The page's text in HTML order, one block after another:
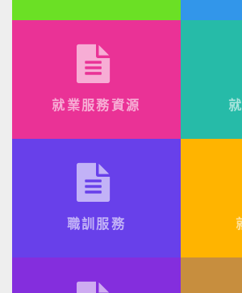
就業服務資源
職訓服務